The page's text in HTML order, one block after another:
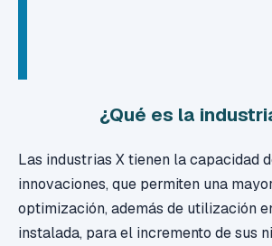
¿Qué es la
Las industrias X tienen la capacidad
innovaciones, que permiten una
optimización, además de utilización
instalada, para el incremento de sus